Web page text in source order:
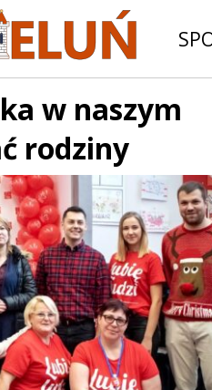
w naszym
rodziny